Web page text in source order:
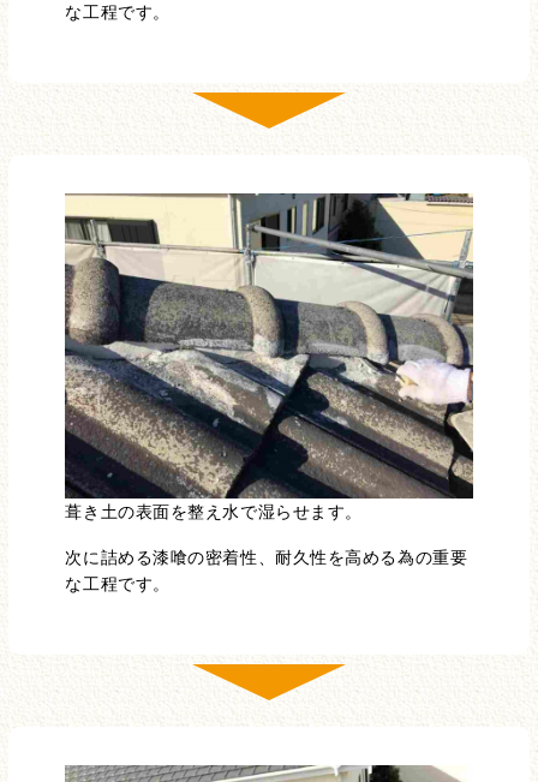
な工程です。
葺き土の表面を整え水で湿らせます。
次に詰める漆喰の密着性、耐久性を高める為の重要
な工程です。